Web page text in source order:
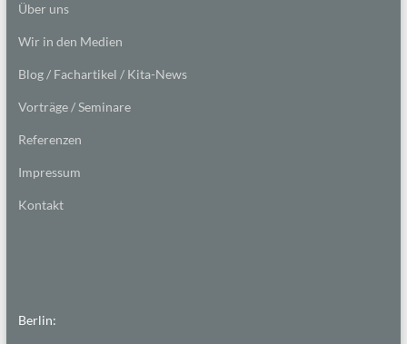
Über uns
Wir in den Medien
Blog / Fachartikel / Kita-News
Vorträge / Seminare
Referenzen
Impressum
Kontakt
Berlin: